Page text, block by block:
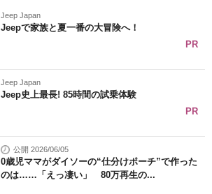
Jeep Japan
Jeepで家族と夏一番の大冒険へ！
PR
Jeep Japan
Jeep史上最長! 85時間の試乗体験
PR
公開 2026/06/05
0歳児ママがダイソーの“仕分けポーチ”で作った
のは……「えっ凄い」 80万再生の...